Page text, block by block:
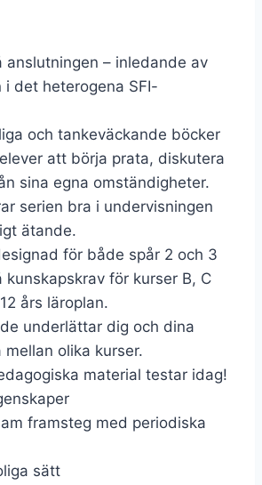
anslutningen – inledande av
i det heterogena SFI-
och tankeväckande böcker
att börja prata, diskutera
sina egna omständigheter.
serien bra i undervisningen
ätande.
för både spår 2 och 3
kunskapskrav för kurser B, C
års läroplan.
underlättar dig och dina
olika kurser.
material testar idag!
framsteg med periodiska
sätt